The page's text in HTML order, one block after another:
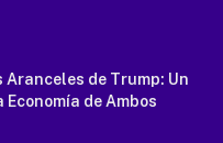
Aranceles de Trump: Un
Economía de Ambos